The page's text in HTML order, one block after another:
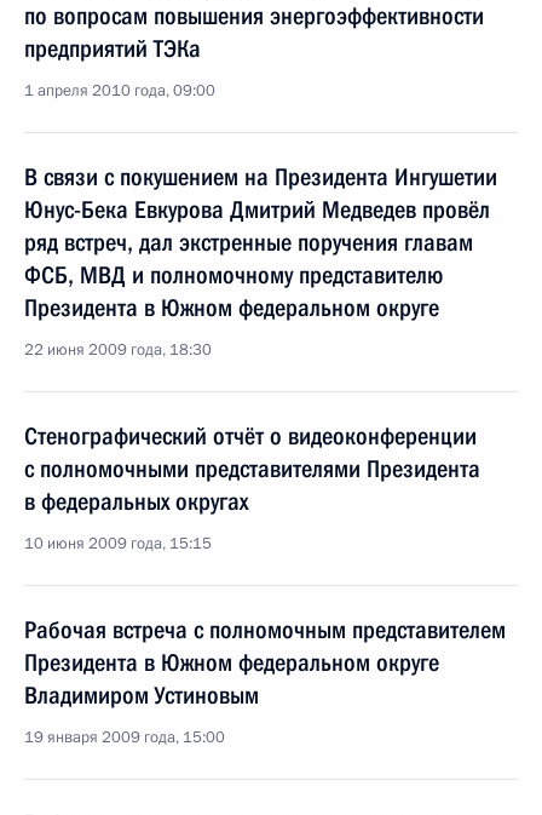
по вопросам повышения энергоэффективности
предприятий ТЭКа
1 апреля 2010 года, 09:00
В связи с покушением на Президента Ингушетии
Юнус-Бека Евкурова Дмитрий Медведев провёл
ряд встреч, дал экстренные поручения главам
ФСБ, МВД и полномочному представителю
Президента в Южном федеральном округе
22 июня 2009 года, 18:30
Стенографический отчёт о видеоконференции
с полномочными представителями Президента
в федеральных округах
10 июня 2009 года, 15:15
Рабочая встреча с полномочным представителем
Президента в Южном федеральном округе
Владимиром Устиновым
19 января 2009 года, 15:00